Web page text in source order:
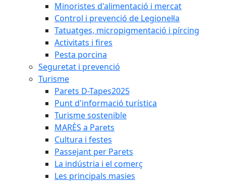
Minoristes d'alimentació i mercat
Control i prevenció de Legionel·la
Tatuatges, micropigmentació i pírcing
Activitats i fires
Pesta porcina
Seguretat i prevenció
Turisme
Parets D-Tapes2025
Punt d'informació turística
Turisme sostenible
MARÈS a Parets
Cultura i festes
Passejant per Parets
La indústria i el comerç
Les principals masies